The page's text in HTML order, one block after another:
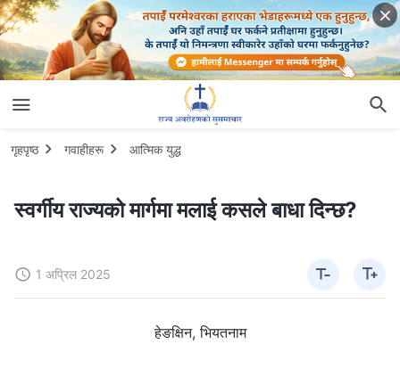
गृहपृष्ठ गवाहीहरू आत्मिक युद्ध
स्वर्गीय राज्यको मार्गमा मलाई कसले बाधा दिन्छ?
1 अप्रिल 2025
हेङक्षिन, भियतनाम